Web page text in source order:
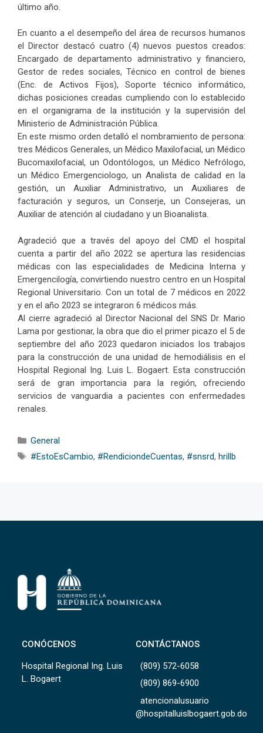
último año.
En cuanto a el desempeño del área de recursos humanos
el Director destacó cuatro (4) nuevos puestos creados:
Encargado de departamento administrativo y financiero,
Gestor de redes sociales, Técnico en control de bienes
(Enc. de Activos Fijos), Soporte técnico informático,
dichas posiciones creadas cumpliendo con lo establecido
en el organigrama de la institución y la supervisión del
Ministerio de Administración Pública.
En este mismo orden detalló el nombramiento de persona:
tres Médicos Generales, un Médico Maxilofacial, un Médico
Bucomaxilofacial, un Odontólogos, un Médico Nefrólogo,
un Médico Emergenciologo, un Analista de calidad en la
gestión, un Auxiliar Administrativo, un Auxiliares de
facturación y seguros, un Conserje, un Consejeras, un
Auxiliar de atención al ciudadano y un Bioanalista.
Agradeció que a través del apoyo del CMD el hospital
cuenta a partir del año 2022 se apertura las residencias
médicas con las especialidades de Medicina Interna y
Emergencilogía, convirtiendo nuestro centro en un Hospital
Regional Universitario. Con un total de 7 médicos en 2022
y en el año 2023 se integraron 6 médicos más.
Al cierre agradeció al Director Nacional del SNS Dr. Mario
Lama por gestionar, la obra que dio el primer picazo el 5 de
septiembre del año 2023 quedaron iniciados los trabajos
para la construcción de una unidad de hemodiálisis en el
Hospital Regional Ing. Luis L. Bogaert. Esta construcción
será de gran importancia para la región, ofreciendo
servicios de vanguardia a pacientes con enfermedades
renales.
Categorías
General
Etiquetas
#EstoEsCambio, #RendiciondeCuentas, #snsrd, hrillb
CONÓCENOS
Hospital Regional Ing. Luis
L. Bogaert
CONTÁCTANOS
(809) 572-6058
(809) 869-6900
atencionalusuario
@hospitalluislbogaert.gob.do